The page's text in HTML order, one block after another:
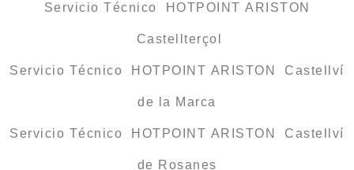
Servicio Técnico HOTPOINT ARISTON
Castellterçol
Servicio Técnico HOTPOINT ARISTON Castellví
de la Marca
Servicio Técnico HOTPOINT ARISTON Castellví
de Rosanes